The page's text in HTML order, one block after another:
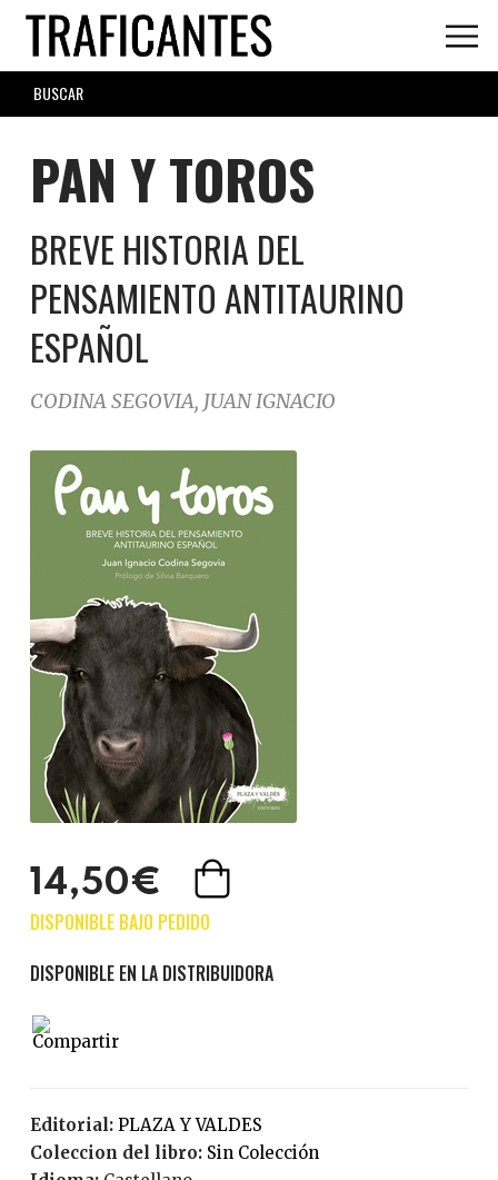
Skip
main
content
SEARCH
FORM
PAN Y TOROS
BREVE HISTORIA DEL
PENSAMIENTO ANTITAURINO
ESPAÑOL
CODINA SEGOVIA, JUAN IGNACIO
14,50€
Editorial:
PLAZA Y VALDES
Coleccion del libro:
Sin Colección